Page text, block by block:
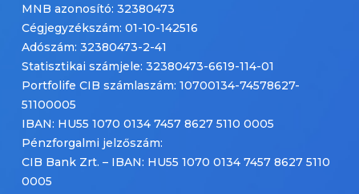
MNB azonosító: 32380473
Cégjegyzékszám: 01-10-142516
Adószám: 32380473-2-41
Statisztikai számjele: 32380473-6619-114-01
Portfolife CIB számlaszám: 10700134-74578627-
51100005
IBAN: HU55 1070 0134 7457 8627 5110 0005
Pénzforgalmi jelzőszám:
CIB Bank Zrt. – IBAN: HU55 1070 0134 7457 8627 5110
0005